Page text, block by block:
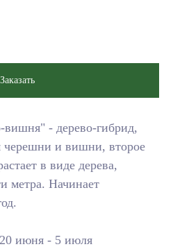
Заказать
- дерево-гибрид,
черешни и вишни, второе
в виде дерева,
метра. Начинает
20 июня - 5 июля